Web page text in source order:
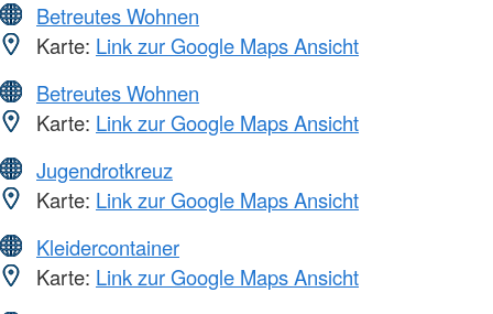
Betreutes Wohnen
Karte: Link zur Google Maps Ansicht
Betreutes Wohnen
Karte: Link zur Google Maps Ansicht
Jugendrotkreuz
Karte: Link zur Google Maps Ansicht
Kleidercontainer
Karte: Link zur Google Maps Ansicht